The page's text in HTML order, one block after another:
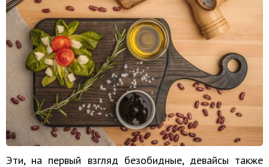
Эти, на первый взгляд безобидные, девайсы также